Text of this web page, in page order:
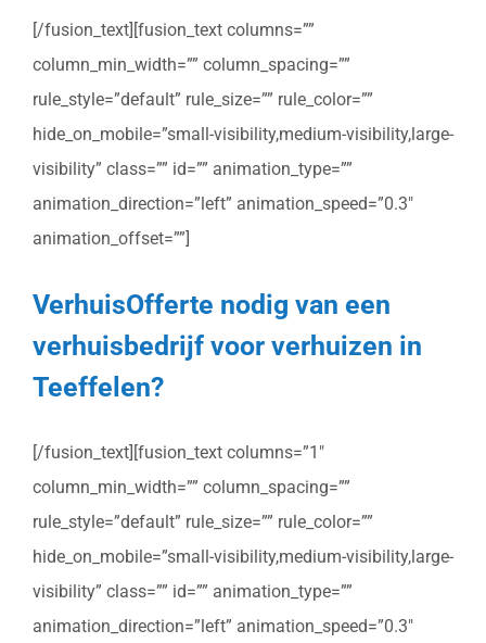
[/fusion_text][fusion_text columns=””
column_min_width=”” column_spacing=””
rule_style=”default” rule_size=”” rule_color=””
hide_on_mobile=”small-visibility,medium-visibility,large-
visibility” class=”” id=”” animation_type=””
animation_direction=”left” animation_speed=”0.3″
animation_offset=””]
VerhuisOfferte nodig van een
verhuisbedrijf voor verhuizen in
Teeffelen?
[/fusion_text][fusion_text columns=”1″
column_min_width=”” column_spacing=””
rule_style=”default” rule_size=”” rule_color=””
hide_on_mobile=”small-visibility,medium-visibility,large-
visibility” class=”” id=”” animation_type=””
animation_direction=”left” animation_speed=”0.3″